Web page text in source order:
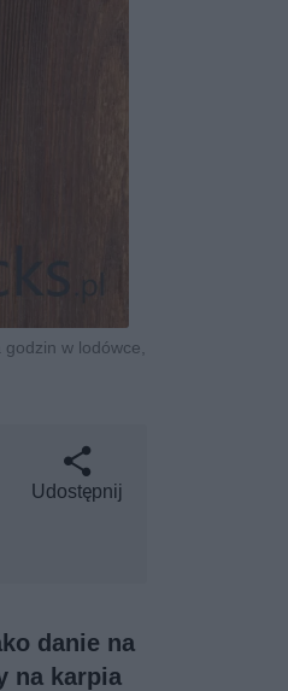
w lodówce,
Udostępnij
danie na
na karpia